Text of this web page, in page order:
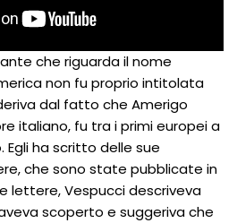
che riguarda il nome
non fu proprio intitolata
dal fatto che Amerigo
italiano, fu tra i primi europei a
Egli ha scritto delle sue
che sono state pubblicate in
lettere, Vespucci descriveva
scoperto e suggeriva che